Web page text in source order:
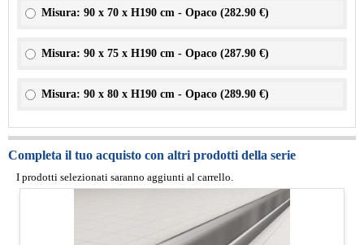
Misura: 90 x 70 x H190 cm - Opaco (282.90 €)
Misura: 90 x 75 x H190 cm - Opaco (287.90 €)
Misura: 90 x 80 x H190 cm - Opaco (289.90 €)
Completa il tuo acquisto con altri prodotti della serie
I prodotti selezionati saranno aggiunti al carrello.